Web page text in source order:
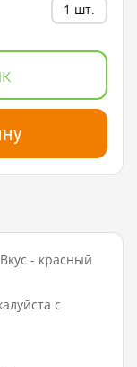
1 шт.
- красный
с